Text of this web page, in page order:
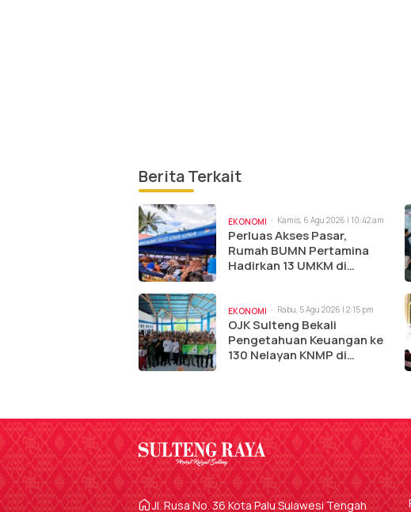
Berita Terkait
EKONOMI Kamis, 6 Agu 2026 | 10:42 am
Perluas Akses Pasar,
Rumah BUMN Pertamina
Hadirkan 13 UMKM di
EKONOMI Rabu, 5 Agu 2026 | 2:15 pm
OJK Sulteng Bekali
Pengetahuan Keuangan ke
130 Nelayan KNMP di
Jl. Rusa No. 36 Kota Palu Sulawesi Tengah